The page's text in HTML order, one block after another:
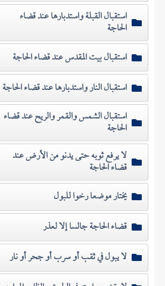
استقبال القبلة واستدبارها عند قضاء
الحاجة
استقبال بيت المقدس عند قضاء الحاجة
استقبال النار واستدبارها عند قضاء الحاجة
استقبال الشمس والقمر والريح عند قضاء
الحاجة
لا يرفع ثوبه حتى يدنو من الأرض عند
قضاء الحاجة
يختار موضعا رخوا للبول
قضاء الحاجة جالسا إلا لعذر
لا يبول في ثقب أو سرب أو جحر أو نار